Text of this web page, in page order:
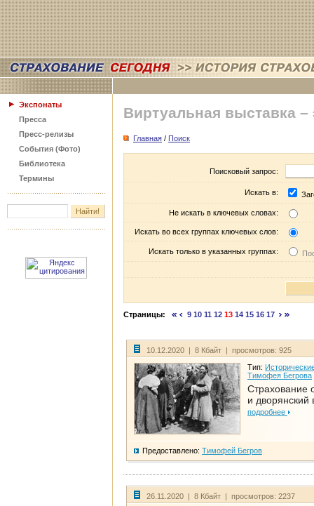
Экспонаты
Пресса
Пресс-релизы
События (Фото)
Библиотека
Термины
Виртуальная выставка –
Главная / Поиск
Поисковый запрос:
Искать в:
Не искать в ключевых словах:
Искать во всех группах ключевых слов:
Искать только в указанных группах:
Страницы: 9 10 11 12 13 14 15 16 17
10.12.2020 | 8 Кбайт | просмотров: 925
Тип:
Тимофея Бегрова
Страхование
и дворянский
подробнее
Предоставлено: Тимофей Бегров
26.11.2020 | 8 Кбайт | просмотров: 2237